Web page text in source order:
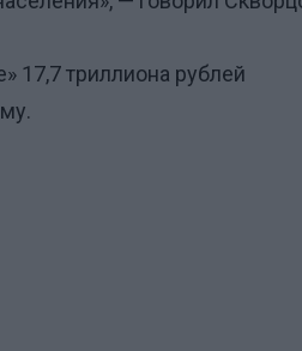
17,7 триллиона рублей